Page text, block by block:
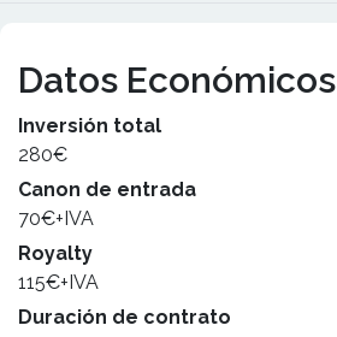
Datos Económicos
Inversión total
280€
Canon de entrada
70€+IVA
Royalty
115€+IVA
Duración de contrato